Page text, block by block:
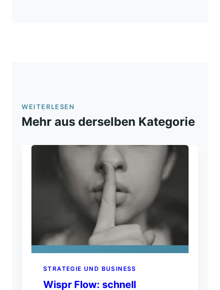
WEITERLESEN
Mehr aus derselben Kategorie
STRATEGIE UND BUSINESS
Wispr Flow: schnell